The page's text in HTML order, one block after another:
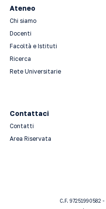
Ateneo
Chi siamo
Docenti
Facoltà e Istituti
Ricerca
Rete Universitarie
Contattaci
Contatti
Area Riservata
C.F. 97251990582